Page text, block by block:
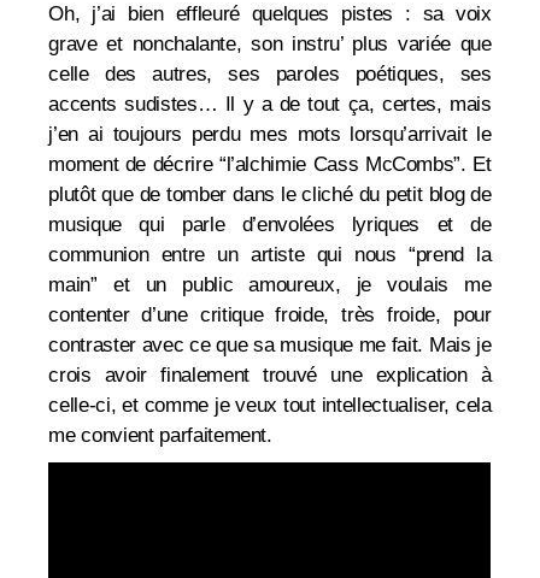
Oh, j’ai bien effleuré quelques pistes : sa voix
grave et nonchalante, son instru’ plus variée que
celle des autres, ses paroles poétiques, ses
accents sudistes… Il y a de tout ça, certes, mais
j’en ai toujours perdu mes mots lorsqu’arrivait le
moment de décrire “l’alchimie Cass McCombs”. Et
plutôt que de tomber dans le cliché du petit blog de
musique qui parle d’envolées lyriques et de
communion entre un artiste qui nous “prend la
main” et un public amoureux, je voulais me
contenter d’une critique froide, très froide, pour
contraster avec ce que sa musique me fait. Mais je
crois avoir finalement trouvé une explication à
celle-ci, et comme je veux tout intellectualiser, cela
me convient parfaitement.